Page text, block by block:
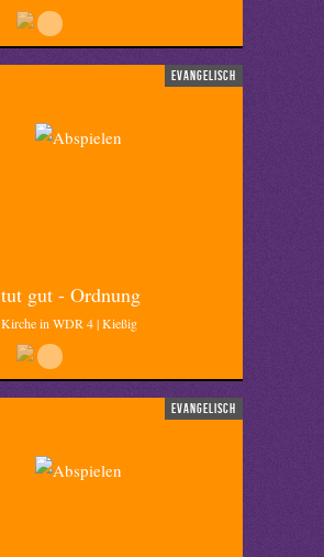
evangelisch
tut gut - Ordnung
Kirche in WDR 4 | Kießig
evangelisch